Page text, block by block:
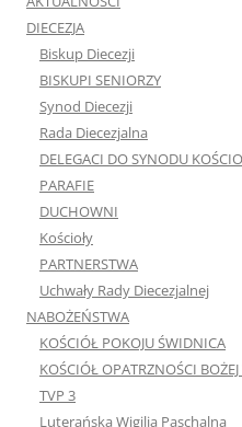
DIECEZJA
Biskup Diecezji
BISKUPI SENIORZY
Synod Diecezji
Rada Diecezjalna
DELEGACI DO SYNODU
PARAFIE
DUCHOWNI
Kościoły
PARTNERSTWA
Uchwały Rady Diecezjalnej
NABOŻEŃSTWA
KOŚCIÓŁ POKOJU ŚWIDNICA
KOŚCIÓŁ OPATRZNOŚCI
TVP 3
Luterańska Wigilia Paschalna